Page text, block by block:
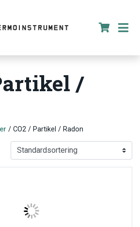
/
/ CO2 / Partikel / Radon